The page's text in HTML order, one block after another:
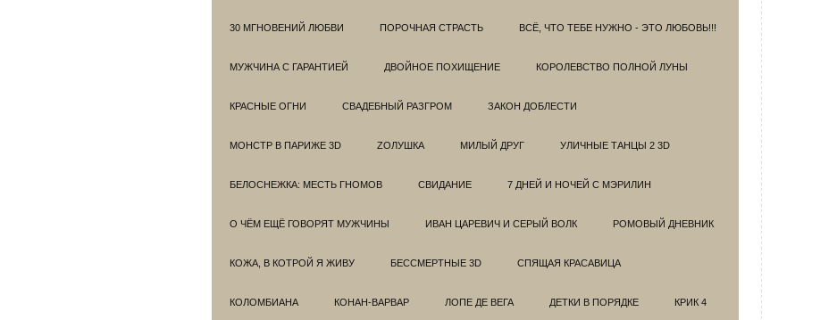
30 МГНОВЕНИЙ ЛЮБВИ ПОРОЧНАЯ СТРАСТЬ ВСЁ, ЧТО ТЕБЕ НУЖНО - ЭТО ЛЮБОВЬ!!!
МУЖЧИНА С ГАРАНТИЕЙ ДВОЙНОЕ ПОХИЩЕНИЕ КОРОЛЕВСТВО ПОЛНОЙ ЛУНЫ
КРАСНЫЕ ОГНИ СВАДЕБНЫЙ РАЗГРОМ ЗАКОН ДОБЛЕСТИ
МОНСТР В ПАРИЖЕ 3D ZОЛУШКА МИЛЫЙ ДРУГ УЛИЧНЫЕ ТАНЦЫ 2 3D
БЕЛОСНЕЖКА: МЕСТЬ ГНОМОВ СВИДАНИЕ 7 ДНЕЙ И НОЧЕЙ С МЭРИЛИН
О ЧЁМ ЕЩЁ ГОВОРЯТ МУЖЧИНЫ ИВАН ЦАРЕВИЧ И СЕРЫЙ ВОЛК РОМОВЫЙ ДНЕВНИК
КОЖА, В КОТРОЙ Я ЖИВУ БЕССМЕРТНЫЕ 3D СПЯЩАЯ КРАСАВИЦА
КОЛОМБИАНА КОНАН-ВАРВАР ЛОПЕ ДЕ ВЕГА ДЕТКИ В ПОРЯДКЕ КРИК 4